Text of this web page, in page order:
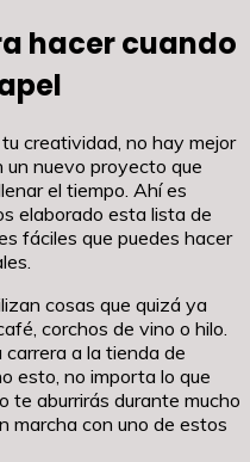
hacer cuando
creatividad, no hay mejor
nuevo proyecto que
el tiempo. Ahí es
elaborado esta lista de
fáciles que puedes hacer
cosas que quizá ya
corchos de vino o hilo.
a la tienda de
esto, no importa lo que
te aburrirás durante mucho
marcha con uno de estos